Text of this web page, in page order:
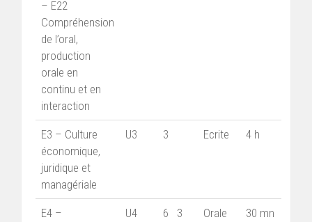
– E22
Compréhension
de l’oral,
production
orale en
continu et en
interaction
E3 – Culture
économique,
juridique et
managériale
U3 3 Ecrite 4 h
E4 –
U4
6 3
Orale
30 mn